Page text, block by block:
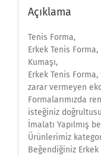
Açıklama
Tenis Forma,
Erkek Tenis
Kumaşı,
Erkek Tenis Forma,
zarar vermeyen
Formalarımızda
isteğiniz
İmalatı Yapılmış
Ürünlerimiz
Beğendiğiniz